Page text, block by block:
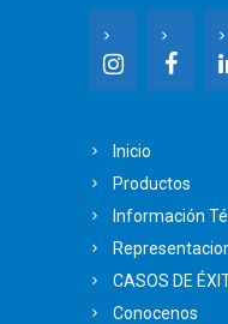
Inicio
Productos
Información
CASOS DE
Conocenos